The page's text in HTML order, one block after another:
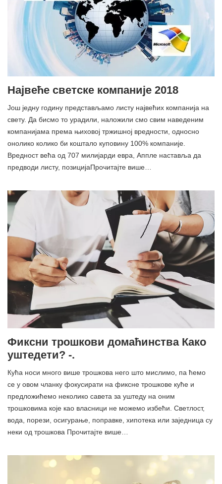
Највеће светске компаније 2018
Још једну годину представљамо листу највећих компанија на
свету. Да бисмо то урадили, наложили смо свим наведеним
компанијама према њиховој тржишној вредности, односно
онолико колико би коштало куповину 100% компаније.
Вредност већа од 707 милијарди евра, Аппле наставља да
предводи листу, позицијаПрочитајте више…
Фиксни трошкови домаћинства Како
уштедети? -.
Кућа носи много више трошкова него што мислимо, па ћемо
се у овом чланку фокусирати на фиксне трошкове куће и
предложићемо неколико савета за уштеду на оним
трошковима које као власници не можемо избећи. Светлост,
вода, порези, осигурање, поправке, хипотека или заједница су
неки од трошкова Прочитајте више…